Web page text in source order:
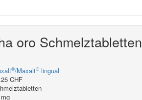
oro Schmelztabletten
®/Maxalt®lingual
CHF